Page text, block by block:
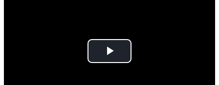
Play